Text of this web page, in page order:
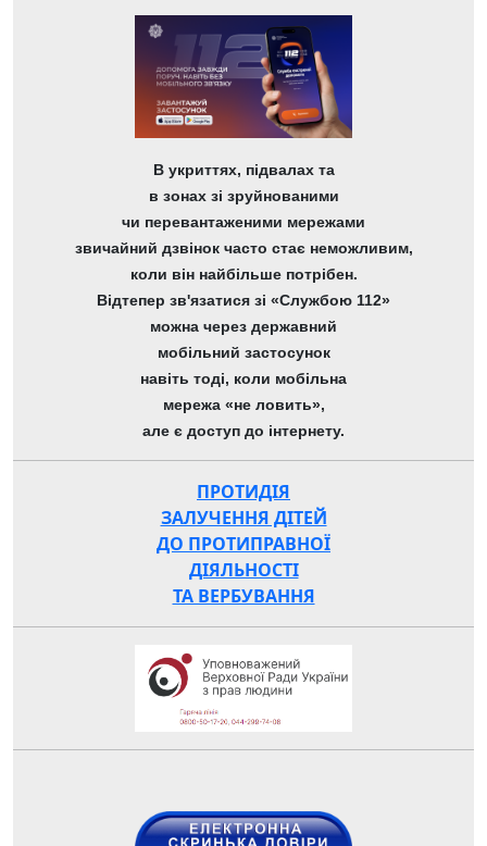
В укриттях, підвалах та
в зонах зі зруйнованими
чи перевантаженими мережами
звичайний дзвінок часто стає неможливим,
коли він найбільше потрібен.
Відтепер зв'язатися зі «Службою 112»
можна через державний
мобільний застосунок
навіть тоді, коли мобільна
мережа «не ловить»,
але є доступ до інтернету.
ПРОТИДІЯ
ЗАЛУЧЕННЯ ДІТЕЙ
ДО ПРОТИПРАВНОЇ
ДІЯЛЬНОСТІ
ТА ВЕРБУВАННЯ